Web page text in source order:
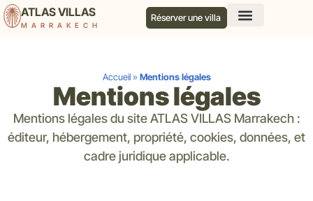
ATLAS VILLAS
MARRAKECH
Réserver une villa
Accueil» Mentions légales
Mentions légales
Mentions légales du site ATLAS VILLAS Marrakech :
éditeur, hébergement, propriété, cookies, données, et
cadre juridique applicable.